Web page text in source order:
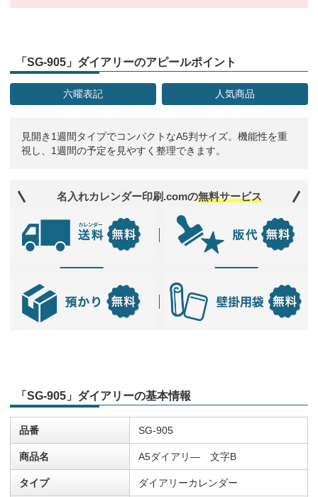
「SG-905」ダイアリーのアピールポイント
六曜表記 人気商品
見開き1週間タイプでコンパクトなA5判サイズ。機能性を重
視し、1週間の予定を見やすく整理できます。
名入れカレンダー印刷.comの無料サービス
「SG-905」ダイアリーの基本情報
品番 SG-905
商品名 A5ダイアリ― 文字B
タイプ ダイアリーカレンダー